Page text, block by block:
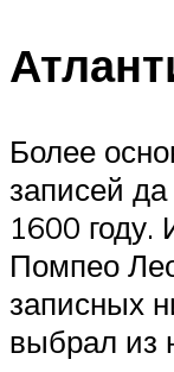
Более
записей
1600 году.
Помпео
записных
выбрал из